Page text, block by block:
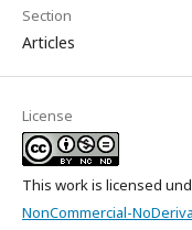
Section
Articles
License
This work is licensed
NonCommercial-